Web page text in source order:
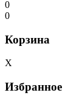
0
0
Корзина
X
Избранное